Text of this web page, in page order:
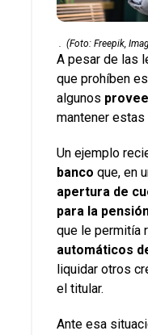
. (Foto: Freepik,
A pesar de las
que prohíben
algunos
mantener estas
Un ejemplo
banco que, en
apertura de
para la
que le permitía
automáticos
liquidar otros
el titular.
Ante esa